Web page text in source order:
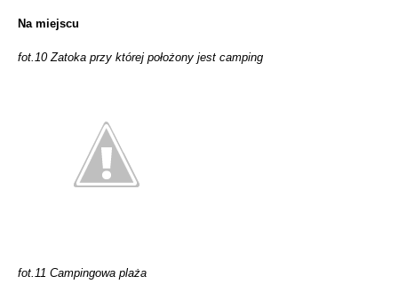
Na miejscu
fot.10 Zatoka przy której położony jest camping
fot.11 Campingowa plaża